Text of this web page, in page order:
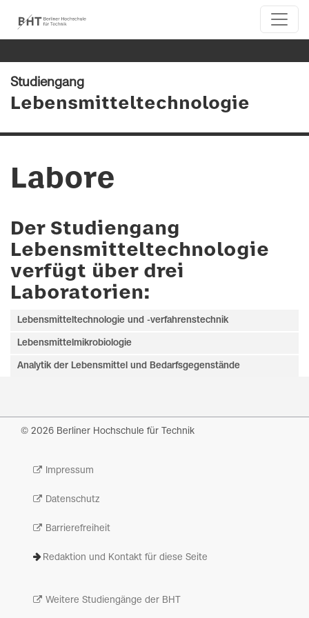
Studiengang
Lebensmitteltechnologie
Labore
Der Studiengang
Lebensmitteltechnologie
verfügt über drei
Laboratorien:
Lebensmitteltechnologie und -verfahrenstechnik
Lebensmittelmikrobiologie
Analytik der Lebensmittel und Bedarfsgegenstände
© 2026 Berliner Hochschule für Technik
Impressum
Datenschutz
Barrierefreiheit
Redaktion und Kontakt für diese Seite
Weitere Studiengänge der BHT